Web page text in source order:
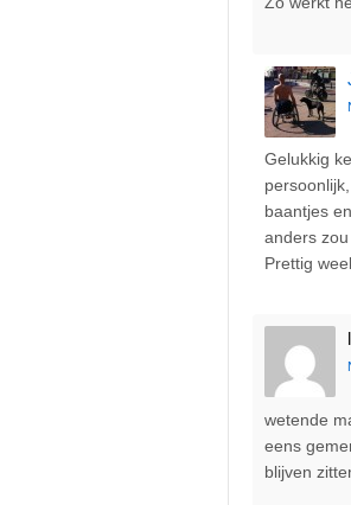
Gelukkig
baantjes
anders
Prettig
wetende
eens
blijven